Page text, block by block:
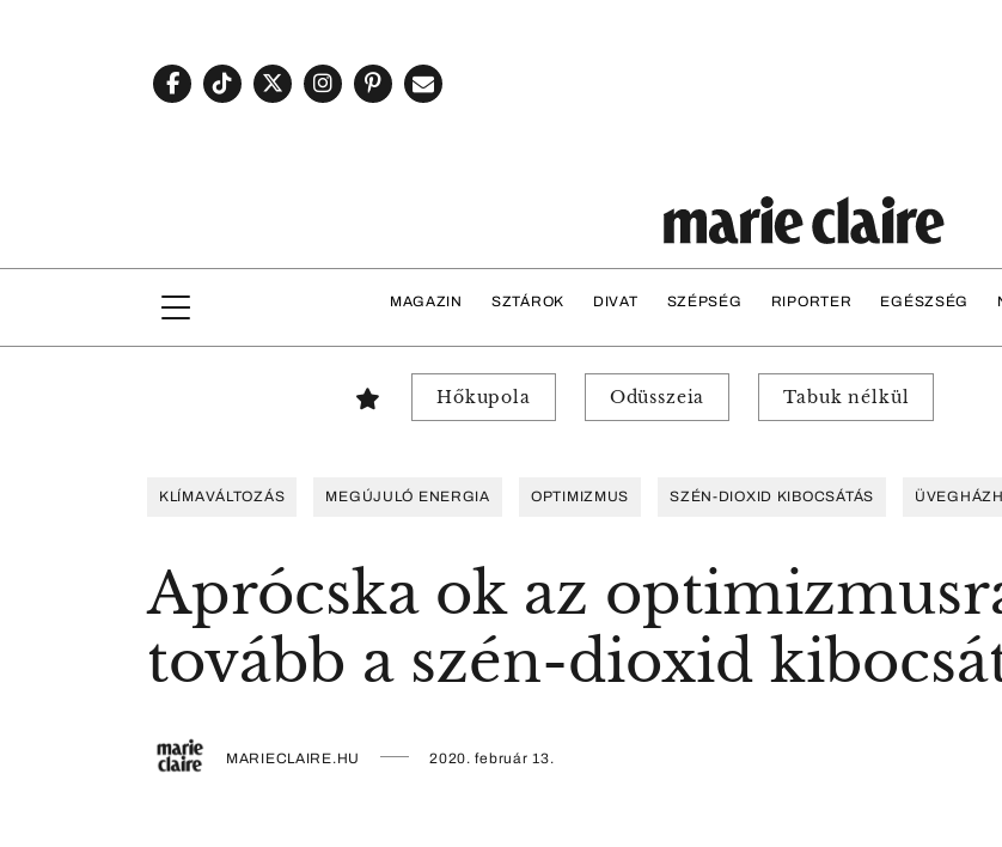
MAGAZIN SZTÁROK DIVAT SZÉPSÉG RIPORTER EGÉSZSÉG
Hőkupola Odüsszeia Tabuk nélkül
KLÍMAVÁLTOZÁS MEGÚJULÓ ENERGIA OPTIMIZMUS SZÉN-DIOXID KIBOCSÁTÁS
Aprócska ok az
tovább a szén-dioxid
MARIECLAIRE.HU 2020. február 13.